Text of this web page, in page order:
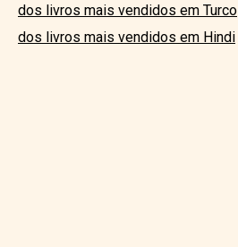
dos livros mais vendidos em Turco
dos livros mais vendidos em Hindi